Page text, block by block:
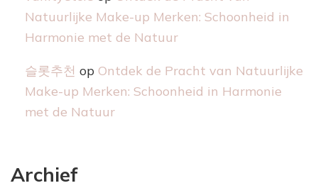
Natuurlijke Make-up Merken: Schoonheid in
Harmonie met de Natuur
슬롯추천 op Ontdek de Pracht van Natuurlijke
Make-up Merken: Schoonheid in Harmonie
met de Natuur
Archief